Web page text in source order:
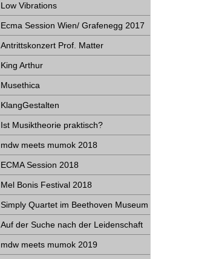
Low Vibrations
Ecma Session Wien/ Grafenegg 2017
Antrittskonzert Prof. Matter
King Arthur
Musethica
KlangGestalten
Ist Musiktheorie praktisch?
mdw meets mumok 2018
ECMA Session 2018
Mel Bonis Festival 2018
Simply Quartet im Beethoven Museum
Auf der Suche nach der Leidenschaft
mdw meets mumok 2019